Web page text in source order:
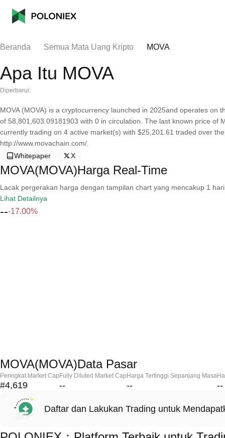
Beranda Semua Mata Uang Kripto MOVA
Apa Itu MOVA
Diperbarui:
MOVA (MOVA) is a cryptocurrency launched in 2025and operates on
of 58,801,603.09181903 with 0 in circulation. The last known price of
currently trading on 4 active market(s) with $25,201.61 traded over
http://www.movachain.com/.
Whitepaper
X
MOVA(MOVA)Harga Real-Time
Lacak pergerakan harga dengan tampilan chart yang mencakup 1
Lihat Detailnya
---17.00%
MOVA(MOVA)Data Pasar
Peringkat Market Cap
#4,619
Fully Diluted Market Cap
--
Harga Tertinggi Sepanjang Masa
-- --
Daftar dan Lakukan Trading untuk